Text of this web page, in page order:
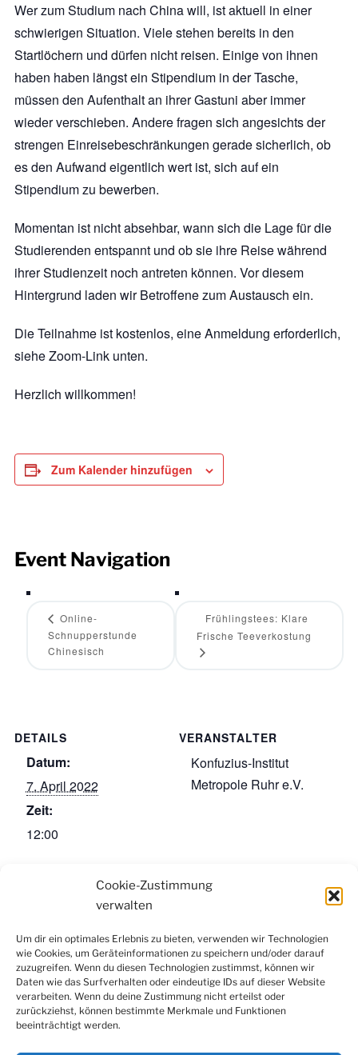
Cookie-Zustimmung
verwalten
Um dir ein optimales Erlebnis zu bieten, verwenden wir Technologien
wie Cookies, um Geräteinformationen zu speichern und/oder darauf
zuzugreifen. Wenn du diesen Technologien zustimmst, können wir
Daten wie das Surfverhalten oder eindeutige IDs auf dieser Website
verarbeiten. Wenn du deine Zustimmung nicht erteilst oder
zurückziehst, können bestimmte Merkmale und Funktionen
beeinträchtigt werden.
Wer zum Studium nach China will, ist aktuell in einer
schwierigen Situation. Viele stehen bereits in den
Startlöchern und dürfen nicht reisen. Einige von ihnen
haben haben längst ein Stipendium in der Tasche,
müssen den Aufenthalt an ihrer Gastuni aber immer
wieder verschieben. Andere fragen sich angesichts der
strengen Einreisebeschränkungen gerade sicherlich, ob
es den Aufwand eigentlich wert ist, sich auf ein
Stipendium zu bewerben.
Momentan ist nicht absehbar, wann sich die Lage für die
Studierenden entspannt und ob sie ihre Reise während
ihrer Studienzeit noch antreten können. Vor diesem
Hintergrund laden wir Betroffene zum Austausch ein.
Die Teilnahme ist kostenlos, eine Anmeldung erforderlich,
siehe Zoom-Link unten.
Herzlich willkommen!
Zum Kalender hinzufügen
DETAILS
Datum:
7. April 2022
Zeit:
12:00
VERANSTALTUNGSORT
VERANSTALTER
Konfuzius-Institut
Metropole Ruhr e.V.
Event Navigation
Online-
Schnupperstunde
Chinesisch
Frühlingstees: Klare
Frische Teeverkostung
Facebook Instagram LinkedIn
YouTube
Newsletter